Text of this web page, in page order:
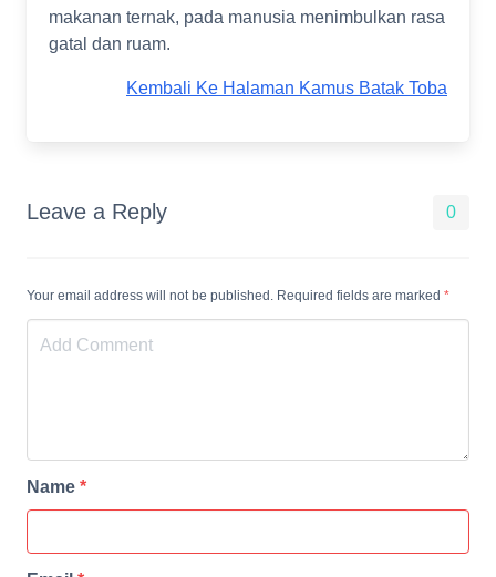
makanan ternak, pada manusia menimbulkan rasa
gatal dan ruam.
Kembali Ke Halaman Kamus Batak Toba
Leave a Reply 0
Your email address will not be published. Required fields are marked *
Name *